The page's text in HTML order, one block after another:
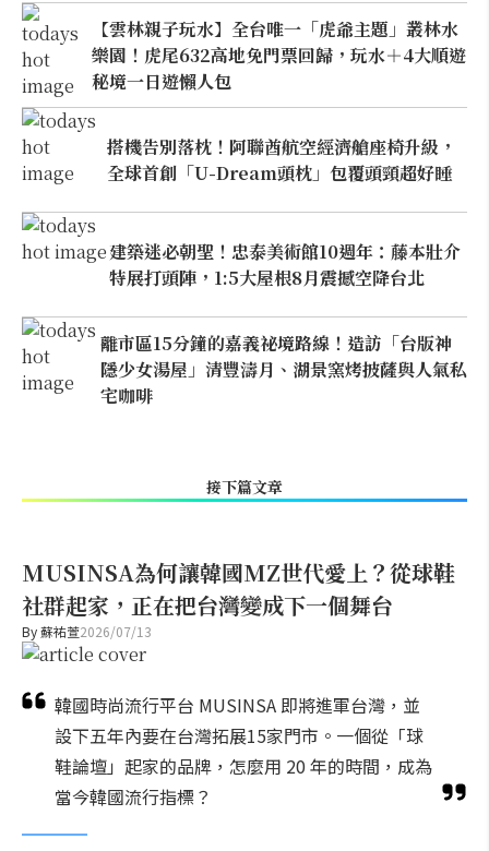
【雲林親子玩水】全台唯一「虎爺主題」叢林水
樂園！虎尾632高地免門票回歸，玩水＋4大順遊
秘境一日遊懶人包
搭機告別落枕！阿聯酋航空經濟艙座椅升級，
全球首創「U-Dream頭枕」包覆頭頸超好睡
建築迷必朝聖！忠泰美術館10週年：藤本壯介
特展打頭陣，1:5大屋根8月震撼空降台北
離市區15分鐘的嘉義祕境路線！造訪「台版神
隱少女湯屋」清豐濤月、湖景窯烤披薩與人氣私
宅咖啡
接下篇文章
MUSINSA為何讓韓國MZ世代愛上？從球鞋
社群起家，正在把台灣變成下一個舞台
By蘇祐萱2026/07/13
韓國時尚流行平台 MUSINSA 即將進軍台灣，並
設下五年內要在台灣拓展15家門市。一個從「球
鞋論壇」起家的品牌，怎麼用 20 年的時間，成為
當今韓國流行指標？